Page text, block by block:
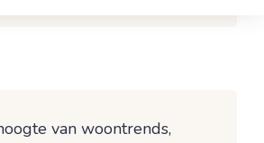
van woontrends,